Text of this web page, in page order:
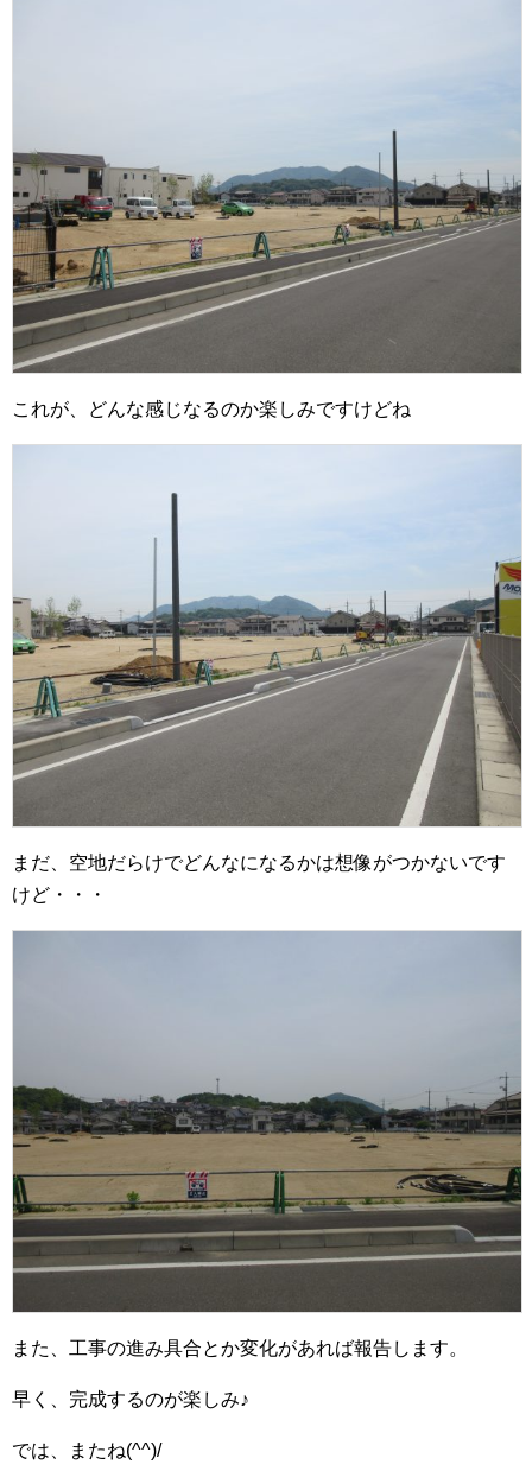
これが、どんな感じなるのか楽しみですけどね
まだ、空地だらけでどんなになるかは想像がつかないです
けど・・・
また、工事の進み具合とか変化があれば報告します。
早く、完成するのが楽しみ♪
では、またね(^^)/